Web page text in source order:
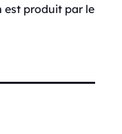
est produit par le